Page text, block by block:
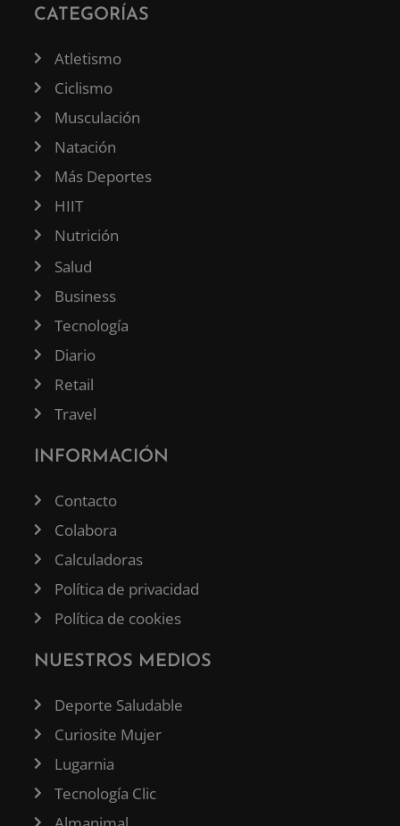
CATEGORÍAS
Atletismo
Ciclismo
Musculación
Natación
Más Deportes
HIIT
Nutrición
Salud
Business
Tecnología
Diario
Retail
Travel
INFORMACIÓN
Contacto
Colabora
Calculadoras
Política de privacidad
Política de cookies
NUESTROS MEDIOS
Deporte Saludable
Curiosite Mujer
Lugarnia
Tecnología Clic